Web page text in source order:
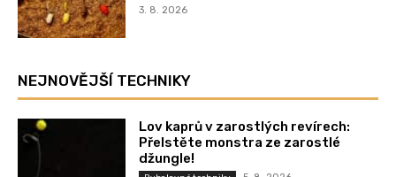
3. 8. 2026
NEJNOVĚJŠÍ TECHNIKY
Lov kaprů v zarostlých revírech:
Přelstěte monstra ze zarostlé
džungle!